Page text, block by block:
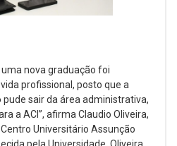
nova graduação foi
profissional, posto que a
sair da área administrativa,
a ACI”, afirma Claudio Oliveira,
Universitário Assunção